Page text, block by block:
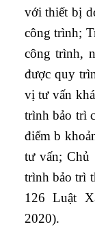
với thiết bị
công trình;
công trình,
được quy
vị tư vấn
trình bảo trì
điểm b
tư vấn;Chủ
trình bảo trì
126 Luật
2020).